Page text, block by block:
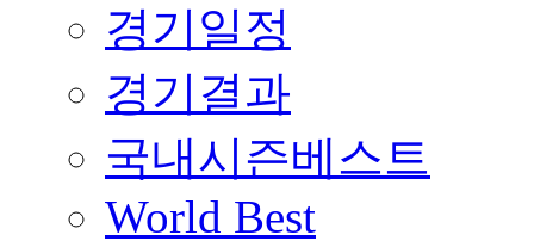
경기일정
경기결과
국내시즌베스트
World Best